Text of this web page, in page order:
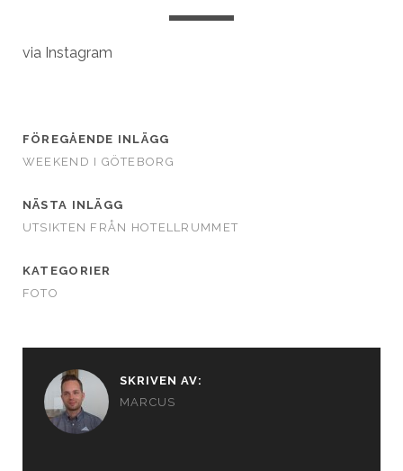
via Instagram
FÖREGÅENDE INLÄGG
WEEKEND I GÖTEBORG
NÄSTA INLÄGG
UTSIKTEN FRÅN HOTELLRUMMET
KATEGORIER
FOTO
SKRIVEN AV:
MARCUS